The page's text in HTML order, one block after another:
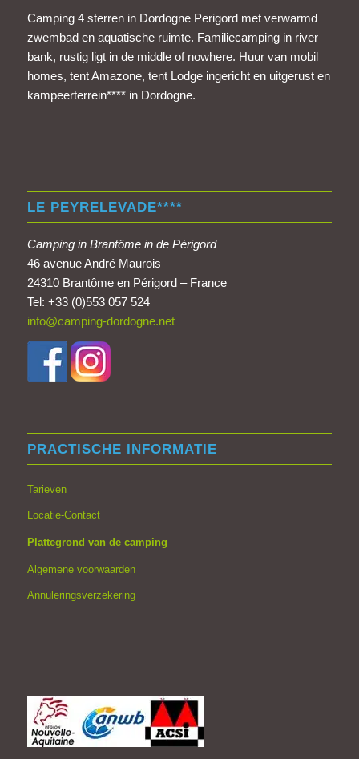
Camping 4 sterren in Dordogne Perigord met verwarmd
zwembad en aquatische ruimte. Familiecamping in river
bank, rustig ligt in de middle of nowhere. Huur van mobil
homes, tent Amazone, tent Lodge ingericht en uitgerust en
kampeerterrein**** in Dordogne.
LE PEYRELEVADE****
Camping in Brantôme in de Périgord
46 avenue André Maurois
24310 Brantôme en Périgord – France
Tel: +33 (0)553 057 524
info@camping-dordogne.net
PRACTISCHE INFORMATIE
Tarieven
Locatie-Contact
Plattegrond van de camping
Algemene voorwaarden
Annuleringsverzekering